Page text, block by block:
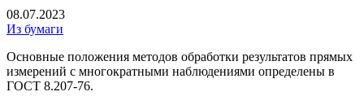
08.07.2023
Из бумаги
Основные положения методов обработки результатов прямых
измерений с многократными наблюдениями определены в
ГОСТ 8.207-76.